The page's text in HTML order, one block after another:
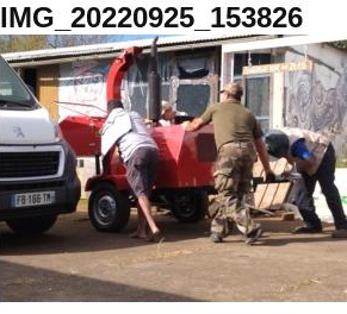
IMG_20220925_153826